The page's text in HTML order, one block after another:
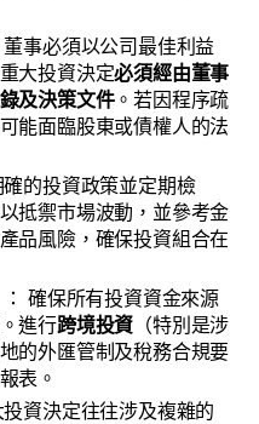
董事必須以公司最佳利益
大投資決定必須經由董事
及決策文件。若因程序疏
能面臨股東或債權人的法
的投資政策並定期檢
抵禦市場波動，並參考金
品風險，確保投資組合在
： 確保所有投資資金來源
進行跨境投資 （特別是涉
的外匯管制及稅務合規要
表。
投資決定往往涉及複雜的